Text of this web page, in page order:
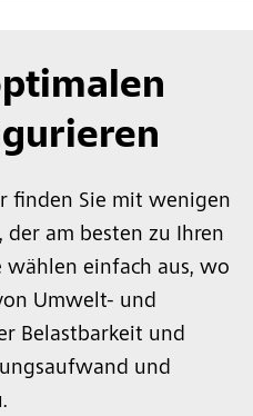
finden Sie mit wenigen
der am besten zu Ihren
wählen einfach aus, wo
Umwelt- und
Belastbarkeit und
und